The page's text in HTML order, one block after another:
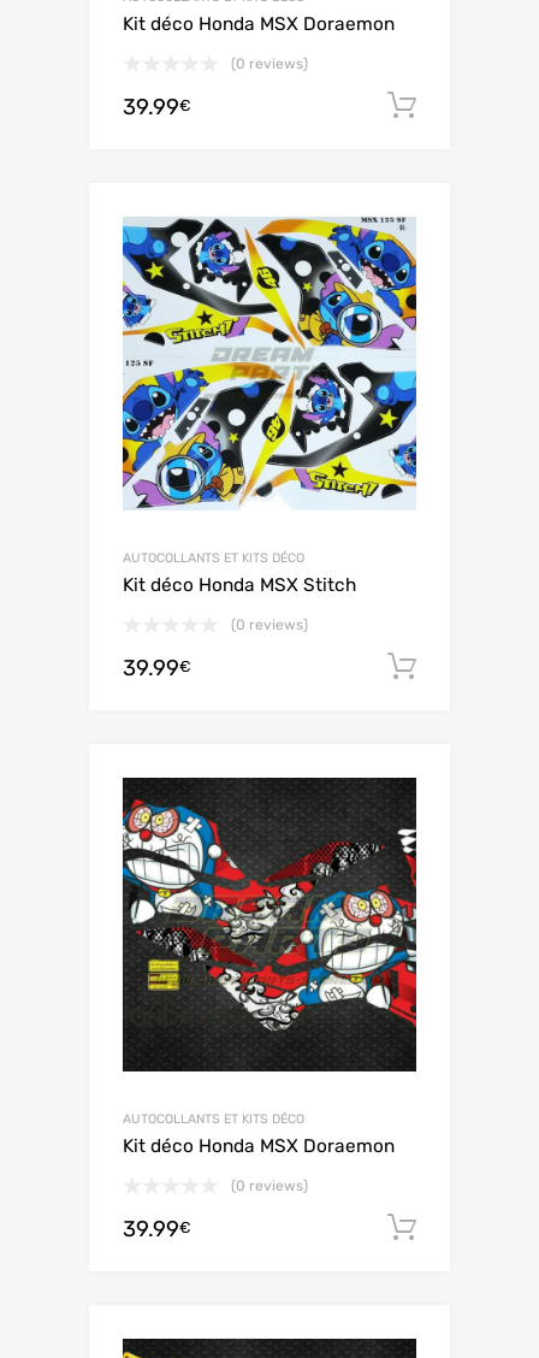
Kit déco Honda MSX Doraemon
(0 reviews)
39.99€
AUTOCOLLANTS ET KITS DÉCO
Kit déco Honda MSX Stitch
(0 reviews)
39.99€
AUTOCOLLANTS ET KITS DÉCO
Kit déco Honda MSX Doraemon
(0 reviews)
39.99€